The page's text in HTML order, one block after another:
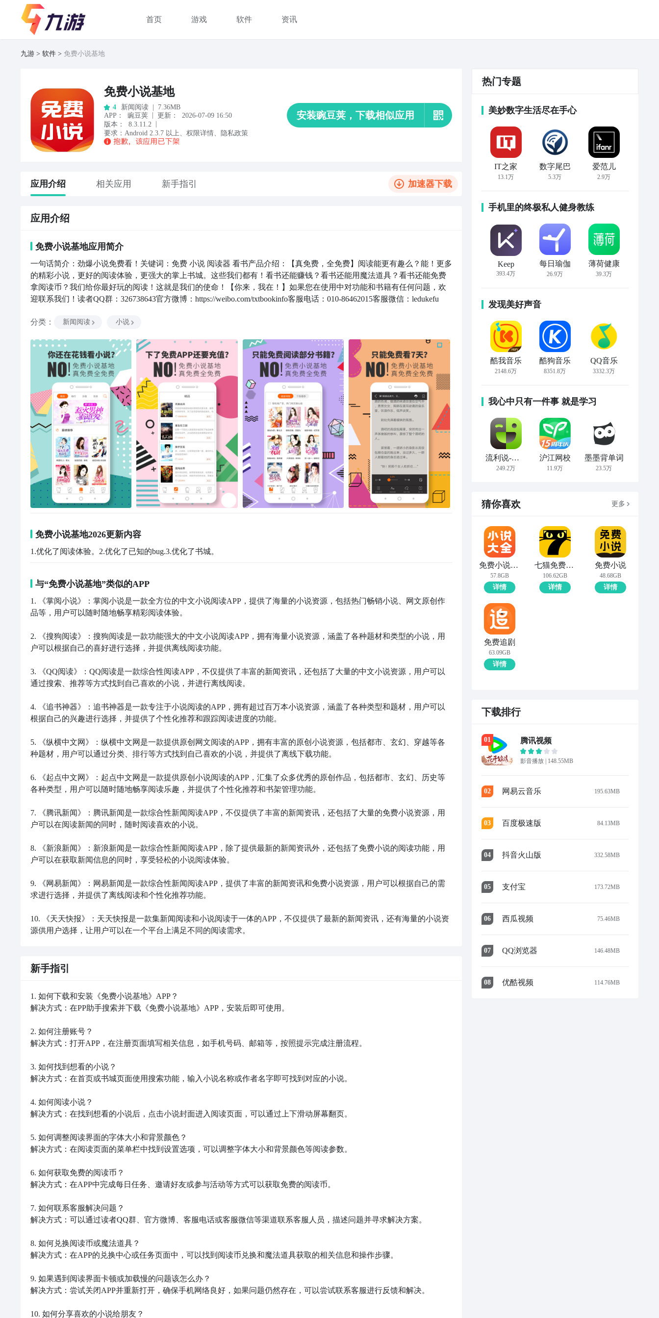
首页 游戏 软件 资讯
九游 软件 免费小说基地
免费小说基地
4 新闻阅读 |
7.36MB
APP ： 豌豆荚 | 更新：
2026-07-09 16:50
版本：
8.3.11.2
|
要求： Android 2.3.7 以上 权限详情 隐私政策
安装豌豆荚，下载相似应用
应用介绍 相关应用 新手指引 加速器下载
应用介绍
免费小说基地应用简介
一句话简介：劲爆小说免费看！关键词：免费 小说 阅读器 看书产品介绍：【真免费，全免费】阅读能更有趣么？能！更多
的精彩小说，更好的阅读体验，更强大的掌上书城。这些我们都有！看书还能赚钱？看书还能用魔法道具？看书还能免费
拿阅读币？我们给你最好玩的阅读！这就是我们的使命！【你来，我在！】如果您在使用中对功能和书籍有任何问题，欢
迎联系我们！读者QQ群：326738643官方微博：https://weibo.com/txtbookinfo客服电话：010-86462015客服微信：ledukefu
分类 ： 新闻阅读 小说
免费小说基地2026更新内容
1.优化了阅读体验。2.优化了已知的bug.3.优化了书城。
与“免费小说基地”类似的APP
1. 《掌阅小说》：掌阅小说是一款全方位的中文小说阅读APP，提供了海量的小说资源，包括热门畅销小说、网文原创作
品等，用户可以随时随地畅享精彩阅读体验。
2. 《搜狗阅读》：搜狗阅读是一款功能强大的中文小说阅读APP，拥有海量小说资源，涵盖了各种题材和类型的小说，用
户可以根据自己的喜好进行选择，并提供离线阅读功能。
3. 《QQ阅读》：QQ阅读是一款综合性阅读APP，不仅提供了丰富的新闻资讯，还包括了大量的中文小说资源，用户可以
通过搜索、推荐等方式找到自己喜欢的小说，并进行离线阅读。
4. 《追书神器》：追书神器是一款专注于小说阅读的APP，拥有超过百万本小说资源，涵盖了各种类型和题材，用户可以
根据自己的兴趣进行选择，并提供了个性化推荐和跟踪阅读进度的功能。
5. 《纵横中文网》：纵横中文网是一款提供原创网文阅读的APP，拥有丰富的原创小说资源，包括都市、玄幻、穿越等各
种题材，用户可以通过分类、排行等方式找到自己喜欢的小说，并提供了离线下载功能。
6. 《起点中文网》：起点中文网是一款提供原创小说阅读的APP，汇集了众多优秀的原创作品，包括都市、玄幻、历史等
各种类型，用户可以随时随地畅享阅读乐趣，并提供了个性化推荐和书架管理功能。
7. 《腾讯新闻》：腾讯新闻是一款综合性新闻阅读APP，不仅提供了丰富的新闻资讯，还包括了大量的免费小说资源，用
户可以在阅读新闻的同时，随时阅读喜欢的小说。
8. 《新浪新闻》：新浪新闻是一款综合性新闻阅读APP，除了提供最新的新闻资讯外，还包括了免费小说的阅读功能，用
户可以在获取新闻信息的同时，享受轻松的小说阅读体验。
9. 《网易新闻》：网易新闻是一款综合性新闻阅读APP，提供了丰富的新闻资讯和免费小说资源，用户可以根据自己的需
求进行选择，并提供了离线阅读和个性化推荐功能。
10. 《天天快报》：天天快报是一款集新闻阅读和小说阅读于一体的APP，不仅提供了最新的新闻资讯，还有海量的小说资
源供用户选择，让用户可以在一个平台上满足不同的阅读需求。
新手指引
1. 如何下载和安装《免费小说基地》APP？
解决方式：在PP助手搜索并下载《免费小说基地》APP，安装后即可使用。
2. 如何注册账号？
解决方式：打开APP，在注册页面填写相关信息，如手机号码、邮箱等，按照提示完成注册流程。
3. 如何找到想看的小说？
解决方式：在首页或书城页面使用搜索功能，输入小说名称或作者名字即可找到对应的小说。
4. 如何阅读小说？
解决方式：在找到想看的小说后，点击小说封面进入阅读页面，可以通过上下滑动屏幕翻页。
5. 如何调整阅读界面的字体大小和背景颜色？
解决方式：在阅读页面的菜单栏中找到设置选项，可以调整字体大小和背景颜色等阅读参数。
6. 如何获取免费的阅读币？
解决方式：在APP中完成每日任务、邀请好友或参与活动等方式可以获取免费的阅读币。
7. 如何联系客服解决问题？
解决方式：可以通过读者QQ群、官方微博、客服电话或客服微信等渠道联系客服人员，描述问题并寻求解决方案。
8. 如何兑换阅读币或魔法道具？
解决方式：在APP的兑换中心或任务页面中，可以找到阅读币兑换和魔法道具获取的相关信息和操作步骤。
9. 如果遇到阅读界面卡顿或加载慢的问题该怎么办？
解决方式：尝试关闭APP并重新打开，确保手机网络良好，如果问题仍然存在，可以尝试联系客服进行反馈和解决。
10. 如何分享喜欢的小说给朋友？
热门专题
美妙数字生活尽在手心
IT之家
13.1万
数字尾巴
5.3万
爱范儿
2.9万
手机里的终极私人健身教练
Keep
393.4万
每日瑜伽
26.9万
薄荷健康
39.3万
发现美好声音
酷我音乐
2148.6万
酷狗音乐
8351.8万
QQ音乐
3332.3万
我心中只有一件事 就是学习
流利说-英语
249.2万
沪江网校
11.9万
墨墨背单词
23.5万
猜你喜欢 更多
免费小说大全
57.8GB
详情
七猫免费小说
106.62GB
详情
免费小说
48.68GB
详情
免费追剧
63.09GB
详情
下载排行
01 腾讯视频
影音播放 | 148.55MB
02 网易云音乐 195.63MB
03 百度极速版 84.13MB
04 抖音火山版 332.58MB
05 支付宝 173.72MB
06 西瓜视频 75.46MB
07 QQ浏览器 146.48MB
08 优酷视频 114.76MB